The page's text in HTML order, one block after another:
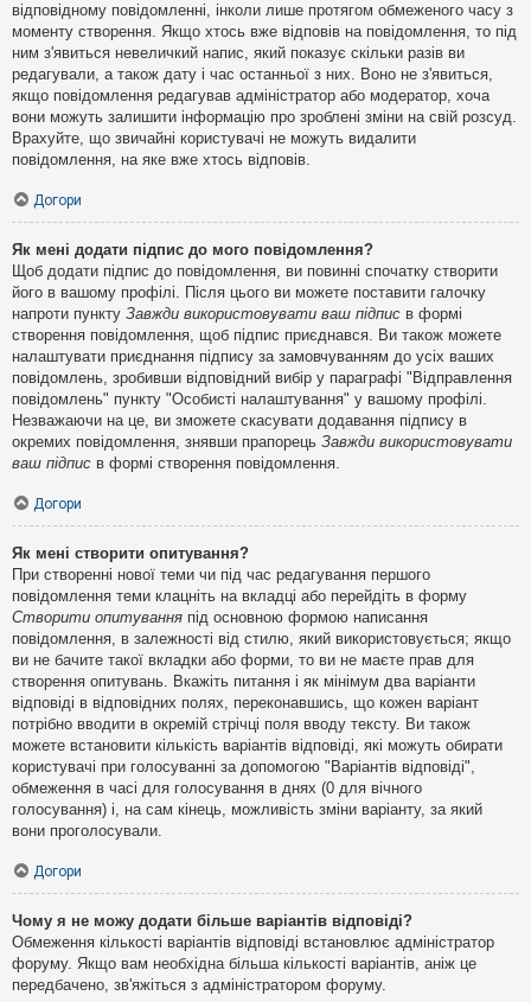
відповідному повідомленні, інколи лише протягом обмеженого часу з
моменту створення. Якщо хтось вже відповів на повідомлення, то під
ним з'явиться невеличкий напис, який показує скільки разів ви
редагували, а також дату і час останньої з них. Воно не з'явиться,
якщо повідомлення редагував адміністратор або модератор, хоча
вони можуть залишити інформацію про зроблені зміни на свій розсуд.
Врахуйте, що звичайні користувачі не можуть видалити
повідомлення, на яке вже хтось відповів.
Догори
Як мені додати підпис до мого повідомлення?
Щоб додати підпис до повідомлення, ви повинні спочатку створити
його в вашому профілі. Після цього ви можете поставити галочку
напроти пункту Завжди використовувати ваш підпис в формі
створення повідомлення, щоб підпис приєднався. Ви також можете
налаштувати приєднання підпису за замовчуванням до усіх ваших
повідомлень, зробивши відповідний вибір у параграфі "Відправлення
повідомлень" пункту "Особисті налаштування" у вашому профілі.
Незважаючи на це, ви зможете скасувати додавання підпису в
окремих повідомлення, знявши прапорець Завжди використовувати
ваш підпис в формі створення повідомлення.
Догори
Як мені створити опитування?
При створенні нової теми чи під час редагування першого
повідомлення теми клацніть на вкладці або перейдіть в форму
Створити опитування під основною формою написання
повідомлення, в залежності від стилю, який використовується; якщо
ви не бачите такої вкладки або форми, то ви не маєте прав для
створення опитувань. Вкажіть питання і як мінімум два варіанти
відповіді в відповідних полях, переконавшись, що кожен варіант
потрібно вводити в окремій стрічці поля вводу тексту. Ви також
можете встановити кількість варіантів відповіді, які можуть обирати
користувачі при голосуванні за допомогою "Варіантів відповіді",
обмеження в часі для голосування в днях (0 для вічного
голосування) і, на сам кінець, можливість зміни варіанту, за який
вони проголосували.
Догори
Чому я не можу додати більше варіантів відповіді?
Обмеження кількості варіантів відповіді встановлює адміністратор
форуму. Якщо вам необхідна більша кількості варіантів, аніж це
передбачено, зв'яжіться з адміністратором форуму.